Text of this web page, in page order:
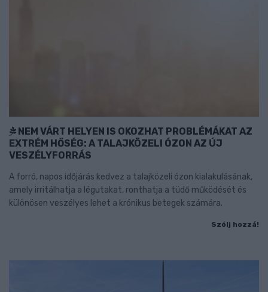
NEM VÁRT HELYEN IS OKOZHAT PROBLÉMÁKAT AZ
EXTRÉM HŐSÉG: A TALAJKÖZELI ÓZON AZ ÚJ
VESZÉLYFORRÁS
A forró, napos időjárás kedvez a talajközeli ózon kialakulásának,
amely irritálhatja a légutakat, ronthatja a tüdő működését és
különösen veszélyes lehet a krónikus betegek számára.
Szólj hozzá!